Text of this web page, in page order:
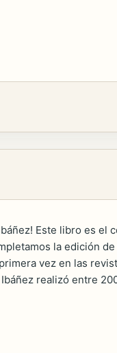
Este libro es el
la edición de
vez en las
realizó entre